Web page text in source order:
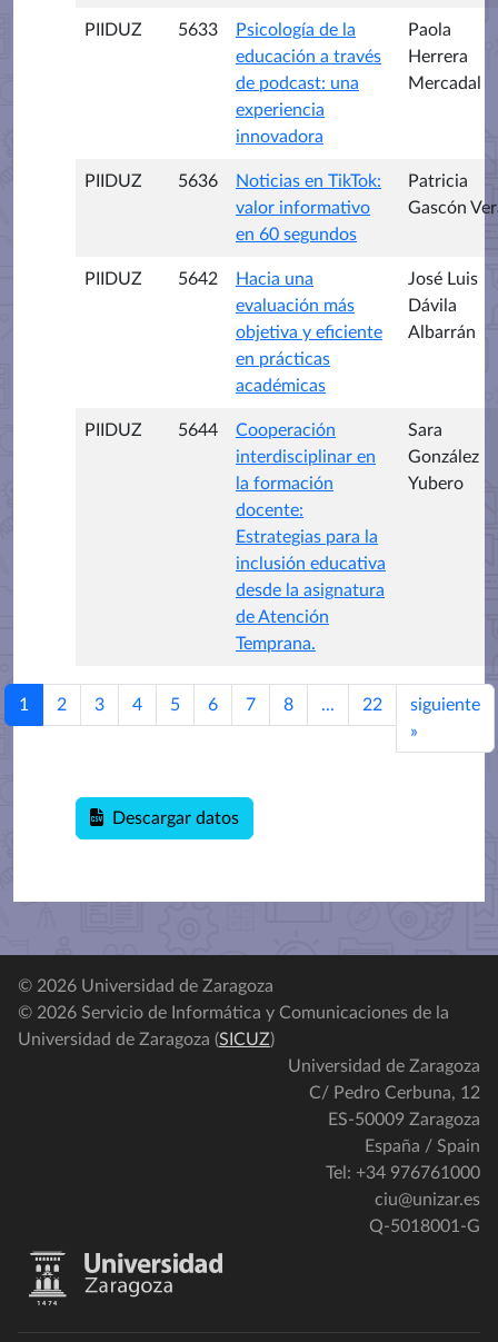
PIIDUZ 5633
Psicología de la
educación a través
de podcast: una
experiencia
innovadora
Paola
Herrera
Mercadal
PIIDUZ 5636
Noticias en TikTok:
valor informativo
en 60 segundos
Patricia
Gascón
PIIDUZ 5642
Hacia una
evaluación más
objetiva y eficiente
en prácticas
académicas
José Luis
Dávila
Albarrán
PIIDUZ 5644
Cooperación
interdisciplinar en
la formación
docente:
Estrategias para la
inclusión educativa
desde la asignatura
de Atención
Temprana.
Sara
González
Yubero
1 2 3 4 5 6 7 8 ... 22
siguiente
»
Descargar datos
© 2026 Universidad de Zaragoza
© 2026 Servicio de Informática y Comunicaciones de la
Universidad de Zaragoza (SICUZ)
Universidad de Zaragoza
C/ Pedro Cerbuna, 12
ES-50009 Zaragoza
España / Spain
Tel: +34 976761000
ciu@unizar.es
Q-5018001-G